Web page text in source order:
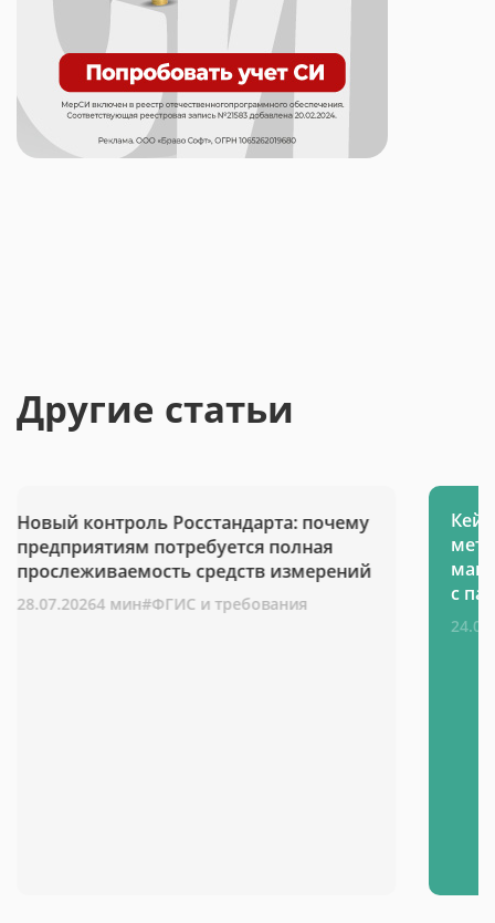
Другие статьи
Новый контроль Росстандарта: почему
предприятиям потребуется полная
прослеживаемость средств измерений
28.07.20264 мин#ФГИС и требования
с